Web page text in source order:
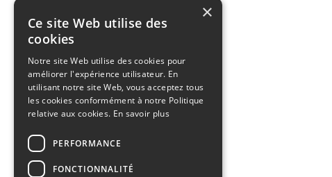
×
Ce site Web utilise des
cookies
Notre site Web utilise des cookies pour
améliorer l'expérience utilisateur. En
utilisant notre site Web, vous acceptez tous
les cookies conformément à notre Politique
relative aux cookies. En savoir plus
PERFORMANCE
FONCTIONNALITÉ